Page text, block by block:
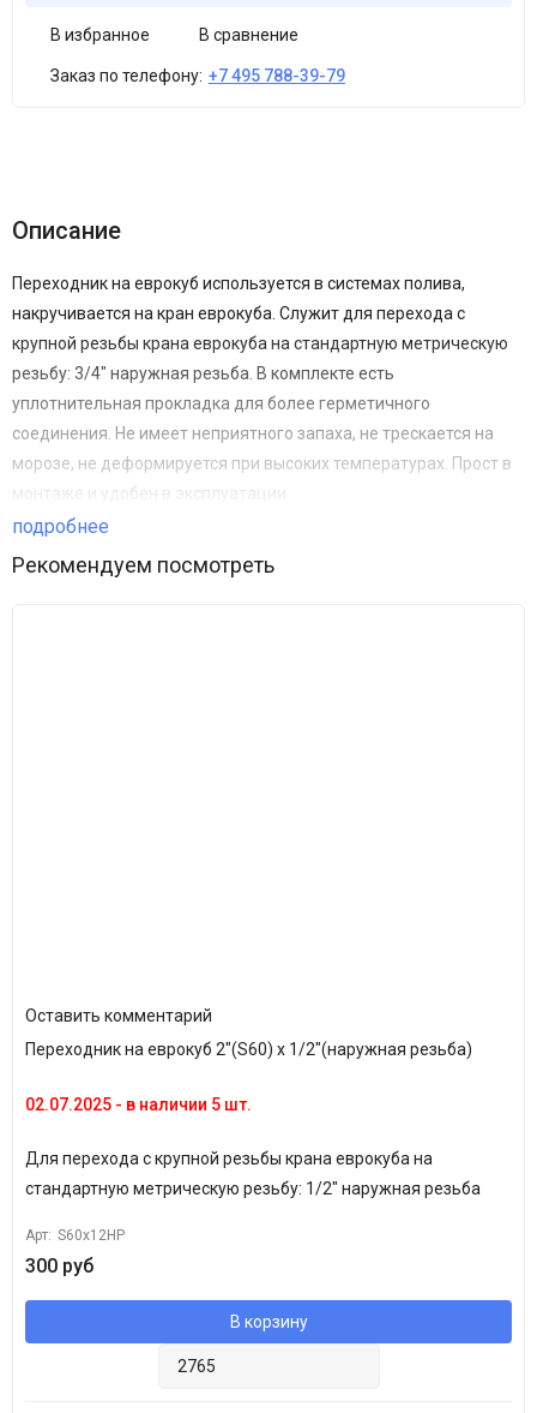
В избранное В сравнение
Заказ по телефону: +7 495 788-39-79
Описание
Переходник на еврокуб используется в системах полива,
накручивается на кран еврокуба. Служит для перехода с
крупной резьбы крана еврокуба на стандартную метрическую
резьбу: 3/4" наружная резьба. В комплекте есть
уплотнительная прокладка для более герметичного
соединения. Не имеет неприятного запаха, не трескается на
морозе, не деформируется при высоких температурах. Прост в
монтаже и удобен в эксплуатации.
подробнее
Рекомендуем посмотреть
Оставить комментарий
Переходник на еврокуб 2"(S60) х 1/2"(наружная резьба)
02.07.2025 - в наличии 5 шт.
Для перехода с крупной резьбы крана еврокуба на
стандартную метрическую резьбу: 1/2" наружная резьба
Арт: S60x12HP
300 руб
В корзину